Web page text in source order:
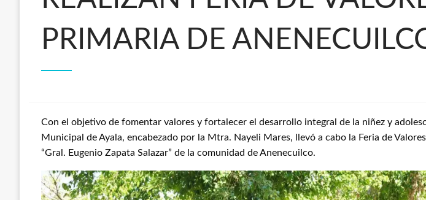
PRIMARIA DE
Con el objetivo de fomentar valores y fortalecer el desarrollo integral de la niñez y
Municipal de Ayala, encabezado por la Mtra. Nayeli Mares, llevó a cabo la Feria de
“Gral. Eugenio Zapata Salazar” de la comunidad de Anenecuilco.